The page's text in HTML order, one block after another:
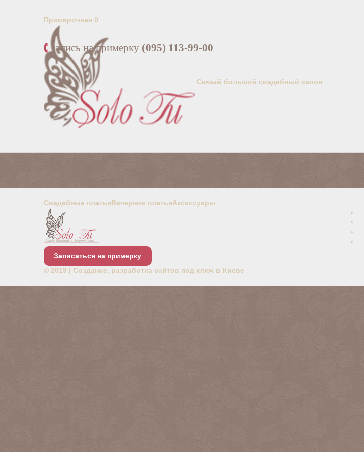
запись на примерку (095) 113-99-00
Примерочная 0
Самый большой свадебный салон
Свадебные платьяВечерние платьяАксессуары
Записаться на примерку
© 2019 | Создание, разработка сайтов под ключ в Киеве